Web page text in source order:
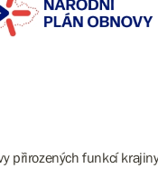
přirozených funkcí